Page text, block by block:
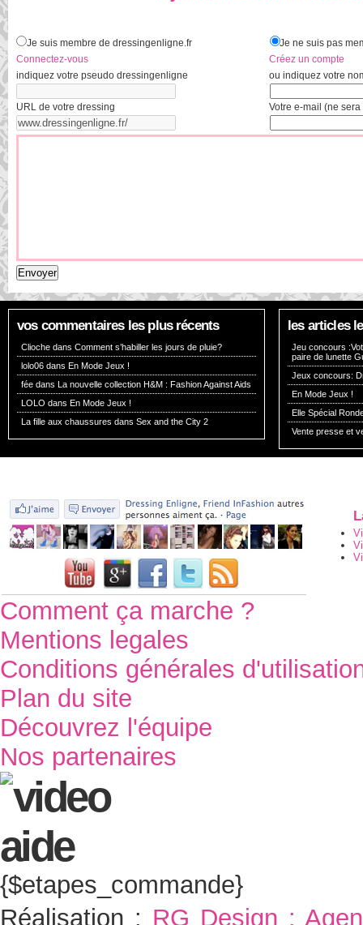
Je suis membre de dressingenligne.fr
Connectez-vous
indiquez votre pseudo dressingenligne
URL de votre dressing
Je ne suis pas
Créez un compte
ou indiquez votre
Votre e-mail (ne
vos commentaires les plus récents
Clioche dans Comment s’habiller les jours de pluie?
lolo06 dans En Mode Jeux !
fée dans La nouvelle collection H&M : Fashion Against Aids
LOLO dans En Mode Jeux !
La fille aux chaussures dans Sex and the City 2
les articles
Jeu concours
paire de lunette
Jeux concours:
En Mode Jeux !
Elle Spécial
Vente presse et
Comment ça marche ?
Mentions legales
Conditions générales
Plan du site
Découvrez l'équipe
Nos partenaires
{$etapes_commande}
Réalisation : RG Design :